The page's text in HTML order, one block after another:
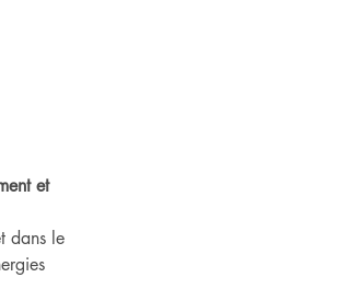
et
dans le